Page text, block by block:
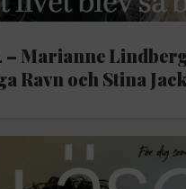
– Marianne
Ravn och Stina